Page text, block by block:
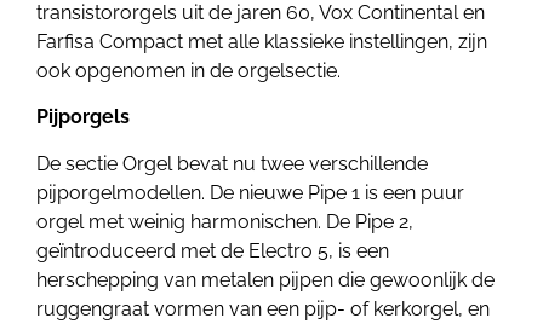
transistororgels uit de jaren 60, Vox Continental en
Farfisa Compact met alle klassieke instellingen, zijn
ook opgenomen in de orgelsectie.
Pijporgels
De sectie Orgel bevat nu twee verschillende
pijporgelmodellen. De nieuwe Pipe 1 is een puur
orgel met weinig harmonischen. De Pipe 2,
geïntroduceerd met de Electro 5, is een
herschepping van metalen pijpen die gewoonlijk de
ruggengraat vormen van een pijp- of kerkorgel, en